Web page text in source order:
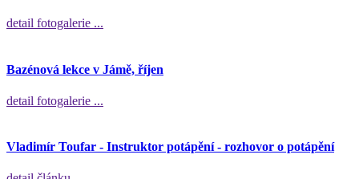
detail fotogalerie ...
Bazénová lekce v Jámě, říjen
detail fotogalerie ...
Vladimír Toufar - Instruktor potápění - rozhovor o potápění